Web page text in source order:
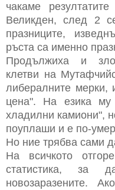
чакаме
Великден, след 2
празниците,
ръста са именно
Продължиха и
клетви на
либералните мерки,
цена". На езика
хладилни камиони",
поуплаши и е по-
Но ние трябва сами
На всичкото
статистика,
новозаразените.